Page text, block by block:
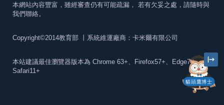
貓頭鷹博士
本網站內容豐富，雖經審查仍有可能疏漏， 若有欠妥之處，請隨時與
我們聯絡。
Copyright©2014教育部 丨系統維運廠商：卡米爾有限公司
本站建議最佳瀏覽器版本為 Chrome 63+、Firefox57+、Edge79+及
Safari11+